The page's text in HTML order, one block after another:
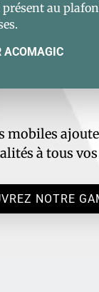
au
ACOMAGIC
mobiles
à tous vos
NOTRE